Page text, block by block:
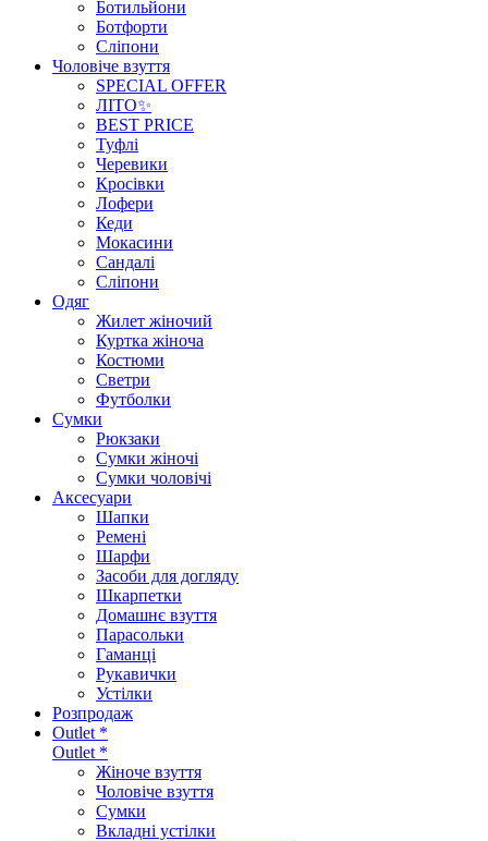
Ботильйони
Ботфорти
Сліпони
Чоловіче взуття
SPECIAL OFFER
ЛІТО✨
BEST PRICE
Туфлі
Черевики
Кросівки
Лофери
Кеди
Мокасини
Сандалі
Сліпони
Одяг
Жилет жіночий
Куртка жіноча
Костюми
Светри
Футболки
Сумки
Рюкзаки
Сумки жіночі
Сумки чоловічі
Аксеcуари
Шапки
Ремені
Шарфи
Засоби для догляду
Шкарпетки
Домашнє взуття
Парасольки
Гаманці
Рукавички
Устілки
Розпродаж
Outlet *
Outlet *
Жіноче взуття
Чоловіче взуття
Сумки
Вкладні устілки